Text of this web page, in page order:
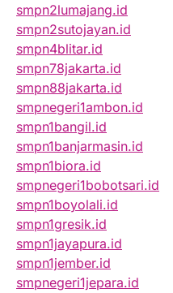
smpn2lumajang.id
smpn2sutojayan.id
smpn4blitar.id
smpn78jakarta.id
smpn88jakarta.id
smpnegeri1ambon.id
smpn1bangil.id
smpn1banjarmasin.id
smpn1biora.id
smpnegeri1bobotsari.id
smpn1boyolali.id
smpn1gresik.id
smpn1jayapura.id
smpn1jember.id
smpnegeri1jepara.id